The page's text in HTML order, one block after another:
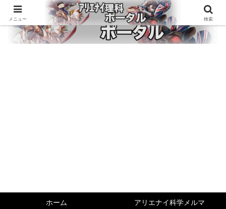
ホーム アリエナイ科学メルマ
メニュー 検索